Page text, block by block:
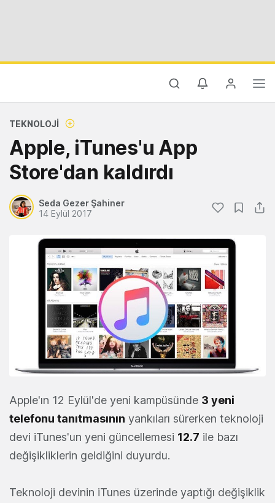
TEKNOLOJI
Apple, iTunes'u App
Store'dan kaldırdı
Seda Gezer Şahiner
14 Eylül 2017
Apple'ın 12 Eylül'de yeni kampüsünde 3 yeni
telefonu tanıtmasının yankıları sürerken teknoloji
devi iTunes'un yeni güncellemesi 12.7 ile bazı
değişikliklerin geldiğini duyurdu.
Teknoloji devinin iTunes üzerinde yaptığı değişiklik